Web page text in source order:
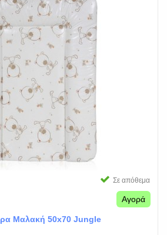
Σε απόθεμα
Αγορά
Μαλακή 50x70 Jungle